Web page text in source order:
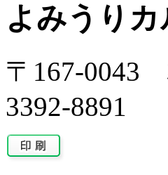
よみうり
〒167-0043
3392-8891